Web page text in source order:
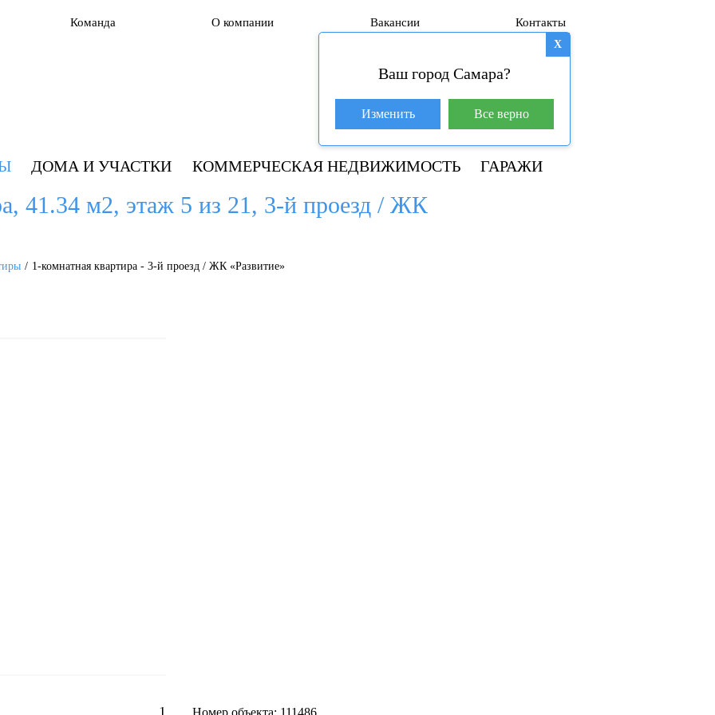
Команда О компании Вакансии Контакты
База покупателей (601)
+7 917 145-78-45
ДОМА И УЧАСТКИ КОММЕРЧЕСКАЯ НЕДВИЖИМОСТЬ ГАРАЖИ
X
Ваш город Самара?
Изменить Все верно
41.34 м2, этаж 5 из 21, 3-й проезд / ЖК
1-комнатная квартира - 3-й проезд / ЖК «Развитие»
1
Номер объекта: 111486